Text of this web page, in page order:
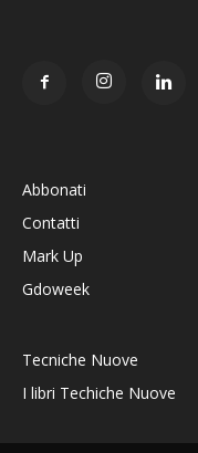
Abbonati
Contatti
Mark Up
Gdoweek
Tecniche Nuove
I libri Techiche Nuove